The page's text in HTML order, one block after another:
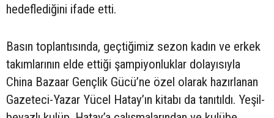
hedeflediğini ifade etti.
Basın toplantısında, geçtiğimiz sezon kadın ve erkek
takımlarının elde ettiği şampiyonluklar dolayısıyla
China Bazaar Gençlik Gücü’ne özel olarak hazırlanan
Gazeteci-Yazar Yücel Hatay’ın kitabı da tanıtıldı. Yeşil-